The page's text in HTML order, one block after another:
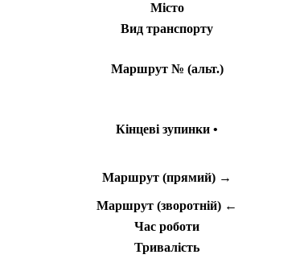
Місто
Вид транспорту
Маршрут № (альт.)
Кінцеві зупинки •
Маршрут (прямий) →
Маршрут (зворотній) ←
Час роботи
Тривалість